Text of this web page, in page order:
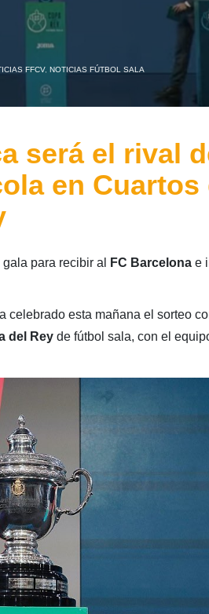
FFCV, NOTICIAS FÚTBOL SALA
será el rival
en Cuartos
para recibir al FC Barcelonae
celebrado esta mañana el sorteo
del Reyde fútbol sala, con el